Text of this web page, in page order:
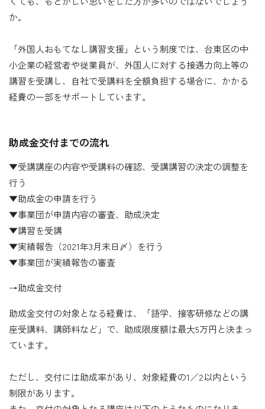
か。
「外国人おもてなし講習支援」という制度では、台東区の中
小企業の経営者や従業員が、外国人に対する接遇力向上等の
講習を受講し、自社で受講料を全額負担する場合に、かかる
経費の一部をサポートしています。
助成金交付までの流れ
▼受講講座の内容や受講料の確認、受講講習の決定の調整を
行う
▼助成金の申請を行う
▼事業団が申請内容の審査、助成決定
▼講習を受講
▼実績報告（2021年3月末日〆）を行う
▼事業団が実績報告の審査
→助成金交付
助成金交付の対象となる経費は、「語学、接客研修などの講
座受講料、講師料など」で、助成限度額は最大5万円と決まっ
ています。
ただし、交付には助成率があり、対象経費の1／2以内という
制限があります。